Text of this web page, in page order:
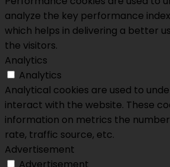
analyze the key performance
which helps in delivering a better
the visitors.
Analytics
Analytics
Analytical cookies are used to
interact with the website. These
information on metrics the
rate, traffic source, etc.
Advertisement